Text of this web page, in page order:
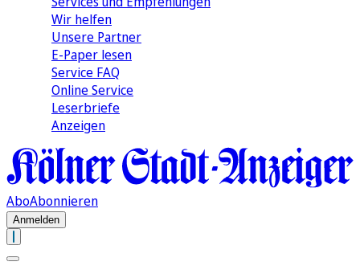
Wir helfen
Unsere Partner
E-Paper lesen
Service FAQ
Online Service
Leserbriefe
Anzeigen
AboAbonnieren
Anmelden